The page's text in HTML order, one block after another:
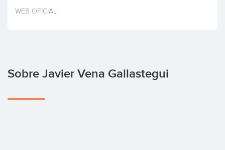
Invertir
WEB OFICIAL
Sobre Javier Vena Gallastegui